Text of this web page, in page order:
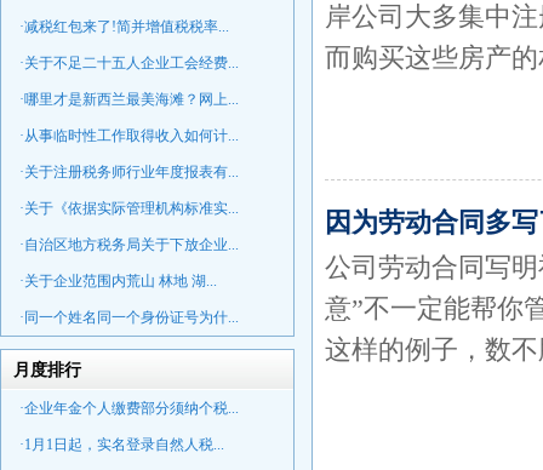
·减税红包来了!简并增值税税率...
·关于不足二十五人企业工会经费...
·哪里才是新西兰最美海滩？网上...
·从事临时性工作取得收入如何计...
·关于注册税务师行业年度报表有...
·关于《依据实际管理机构标准实...
·自治区地方税务局关于下放企业...
·关于企业范围内荒山 林地 湖...
·同一个姓名同一个身份证号为什...
月度排行
·企业年金个人缴费部分须纳个税...
·1月1日起，实名登录自然人税...
岸公司大多集中
而购买这些房产
因为劳动合同多
公司劳动合同写
意”不一定能帮你
这样的例子，数